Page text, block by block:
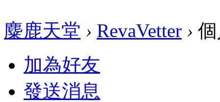
麋鹿天堂 › RevaVetter ›
加為好友
發送消息